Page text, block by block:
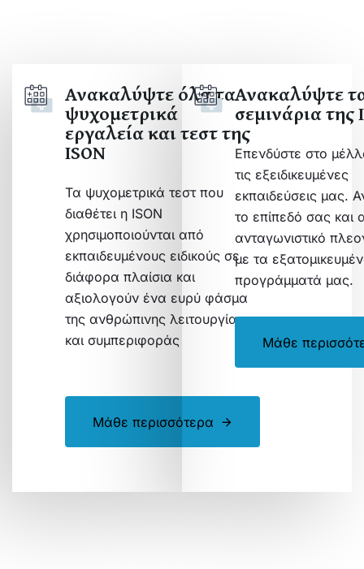
Ανακαλύψτε όλα τα
ψυχομετρικά
εργαλεία και τεστ της
ISON
Τα ψυχομετρικά τεστ που
διαθέτει η ISON
χρησιμοποιούνται από
εκπαιδευμένους ειδικούς σε
διάφορα πλαίσια και
αξιολογούν ένα ευρύ φάσμα
της ανθρώπινης λειτουργίας
και συμπεριφοράς
Μάθε περισσότερα
Ανακαλύψτε
σεμινάρια της
Επενδύστε στο
τις εξειδικευμένες
εκπαιδεύσεις μας.
το επίπεδό σας και
ανταγωνιστικό
με τα
προγράμματά μας.
Μάθε